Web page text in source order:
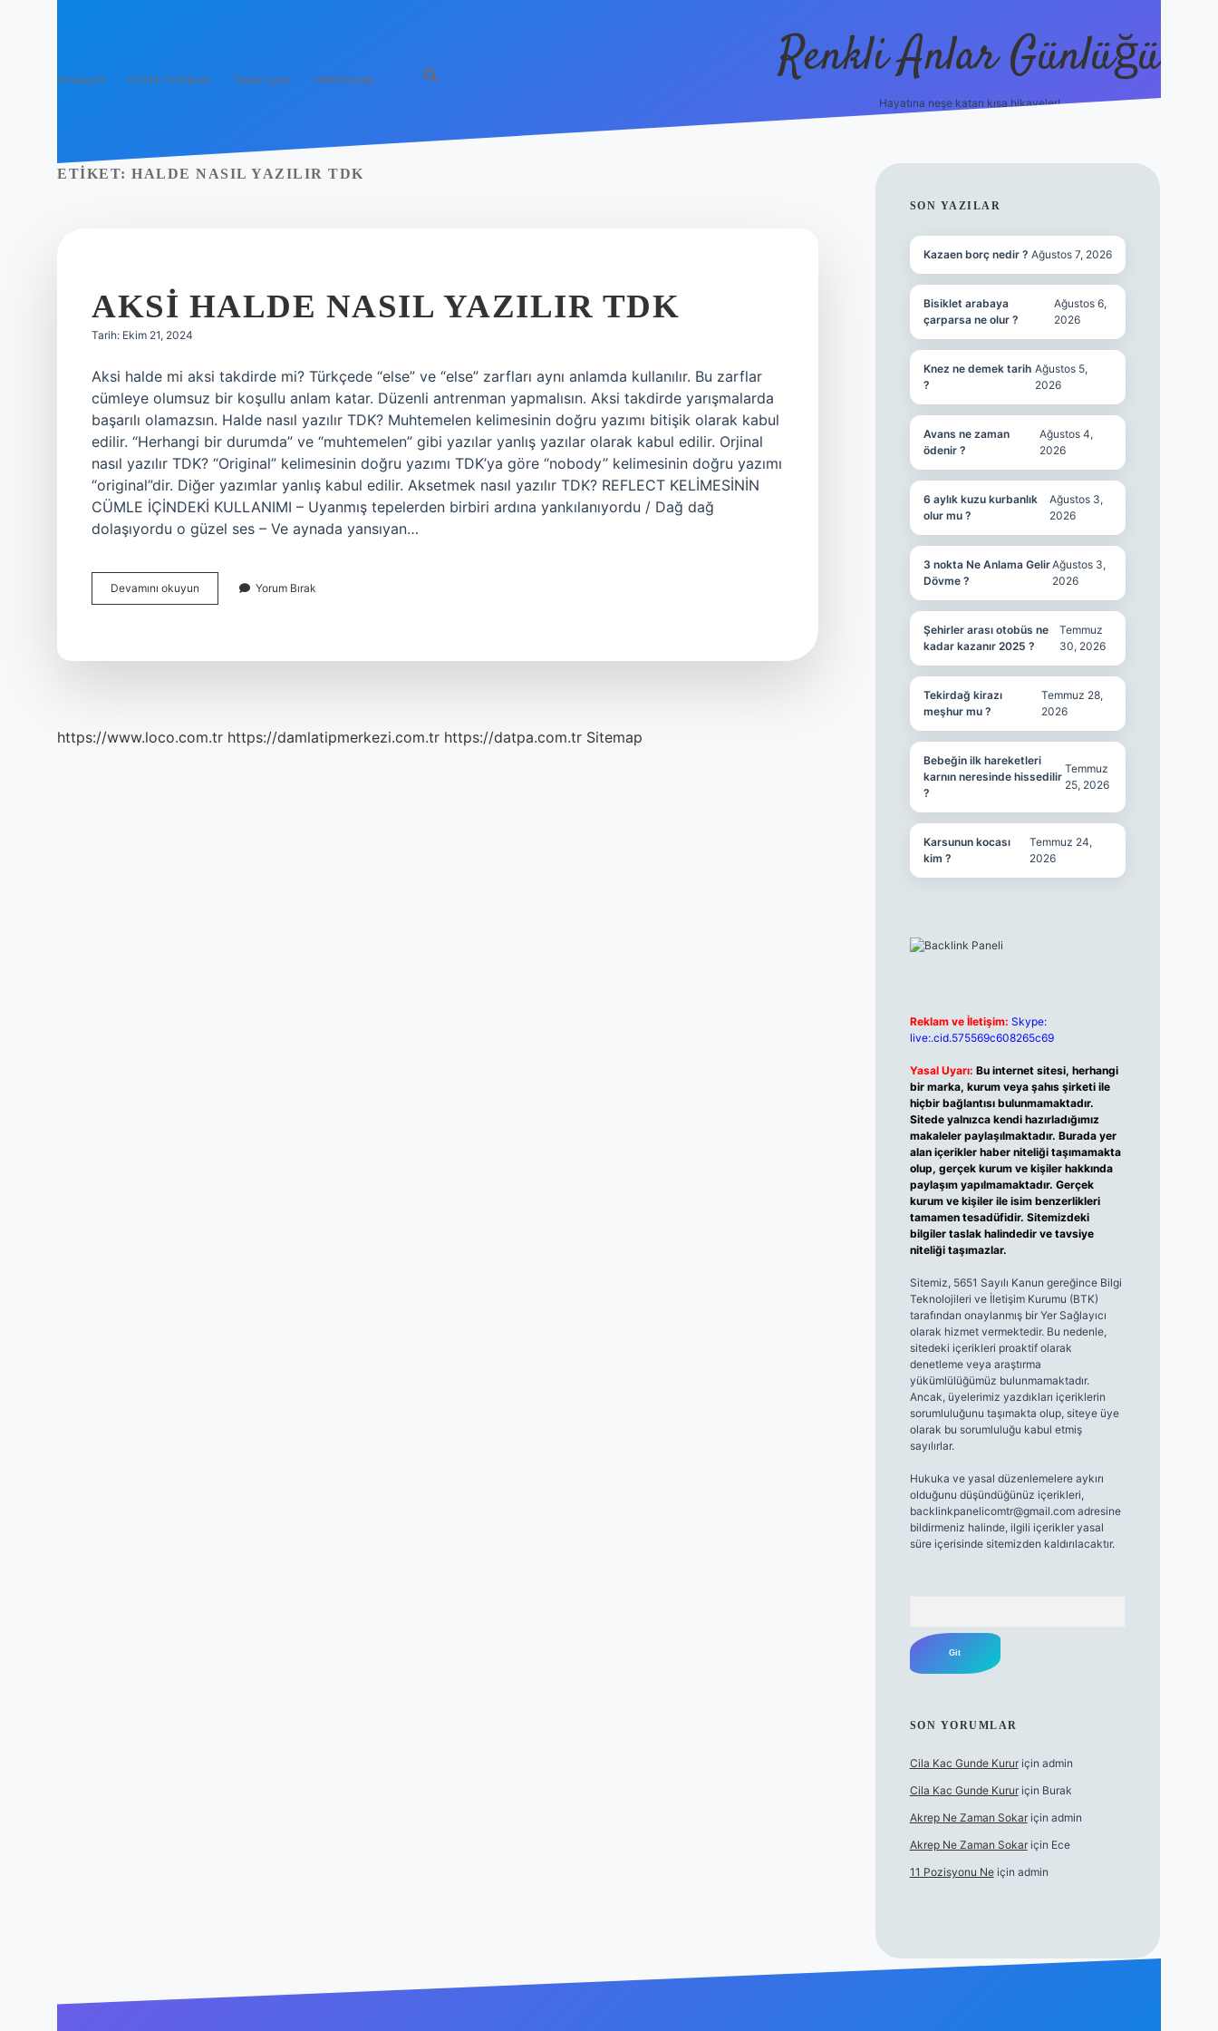
Anasayfa Gizlilik Politikası Yasal Uyarı Hakkımızda Renkli Anlar Günlüğü
Hayatına neşe katan kısa hikayeler!
ETIKET: HALDE NASIL YAZILIR TDK
AKSI HALDE NASIL YAZILIR TDK
Tarih: Ekim 21, 2024
Aksi halde mi aksi takdirde mi? Türkçede “else” ve “else” zarfları aynı anlamda kullanılır. Bu zarflar
cümleye olumsuz bir koşullu anlam katar. Düzenli antrenman yapmalısın. Aksi takdirde yarışmalarda
başarılı olamazsın. Halde nasıl yazılır TDK? Muhtemelen kelimesinin doğru yazımı bitişik olarak kabul
edilir. “Herhangi bir durumda” ve “muhtemelen” gibi yazılar yanlış yazılar olarak kabul edilir. Orjinal
nasıl yazılır TDK? “Original” kelimesinin doğru yazımı TDK’ya göre “nobody” kelimesinin doğru yazımı
“original”dir. Diğer yazımlar yanlış kabul edilir. Aksetmek nasıl yazılır TDK? REFLECT KELİMESİNİN
CÜMLE İÇİNDEKİ KULLANIMI – Uyanmış tepelerden birbiri ardına yankılanıyordu / Dağ dağ
dolaşıyordu o güzel ses – Ve aynada yansıyan…
Devamını okuyun
Halde
Yorum Bırak
https://www.loco.com.tr https://damlatipmerkezi.com.tr https://datpa.com.tr Sitemap
SIDEBAR
SON YAZILAR
Kazaen borç nedir ? Ağustos 7, 2026
Bisiklet arabaya
çarparsa ne olur ?
Ağustos 6,
2026
Knez ne demek tarih
?
Ağustos 5,
2026
Avans ne zaman
ödenir ?
Ağustos 4,
2026
6 aylık kuzu kurbanlık
olur mu ?
Ağustos 3,
2026
3 nokta Ne Anlama Gelir
Dövme ?
Ağustos 3,
2026
Şehirler arası otobüs ne
kadar kazanır 2025 ?
Temmuz
30, 2026
Tekirdağ kirazı
meşhur mu ?
Temmuz 28,
2026
Bebeğin ilk hareketleri
karnın neresinde hissedilir
?
Temmuz
25, 2026
Karsunun kocası
kim ?
Temmuz 24,
2026
Reklam ve İletişim: Skype:
live:.cid.575569c608265c69
Yasal Uyarı: Bu internet sitesi, herhangi
bir marka, kurum veya şahıs şirketi ile
hiçbir bağlantısı bulunmamaktadır.
Sitede yalnızca kendi hazırladığımız
makaleler paylaşılmaktadır. Burada yer
alan içerikler haber niteliği taşımamakta
olup, gerçek kurum ve kişiler hakkında
paylaşım yapılmamaktadır. Gerçek
kurum ve kişiler ile isim benzerlikleri
tamamen tesadüfidir. Sitemizdeki
bilgiler taslak halindedir ve tavsiye
niteliği taşımazlar.
Sitemiz, 5651 Sayılı Kanun gereğince Bilgi
Teknolojileri ve İletişim Kurumu (BTK)
tarafından onaylanmış bir Yer Sağlayıcı
olarak hizmet vermektedir. Bu nedenle,
sitedeki içerikleri proaktif olarak
denetleme veya araştırma
yükümlülüğümüz bulunmamaktadır.
Ancak, üyelerimiz yazdıkları içeriklerin
sorumluluğunu taşımakta olup, siteye üye
olarak bu sorumluluğu kabul etmiş
sayılırlar.
Hukuka ve yasal düzenlemelere aykırı
olduğunu düşündüğünüz içerikleri,
backlinkpanelicomtr@gmail.comadresine
bildirmeniz halinde, ilgili içerikler yasal
süre içerisinde sitemizden kaldırılacaktır.
SON YORUMLAR
Cila Kac Gunde Kururiçin admin
Cila Kac Gunde Kururiçin Burak
Akrep Ne Zaman Sokariçin admin
Akrep Ne Zaman Sokariçin Ece
11 Pozisyonu Neiçin admin
vdcasino güncel